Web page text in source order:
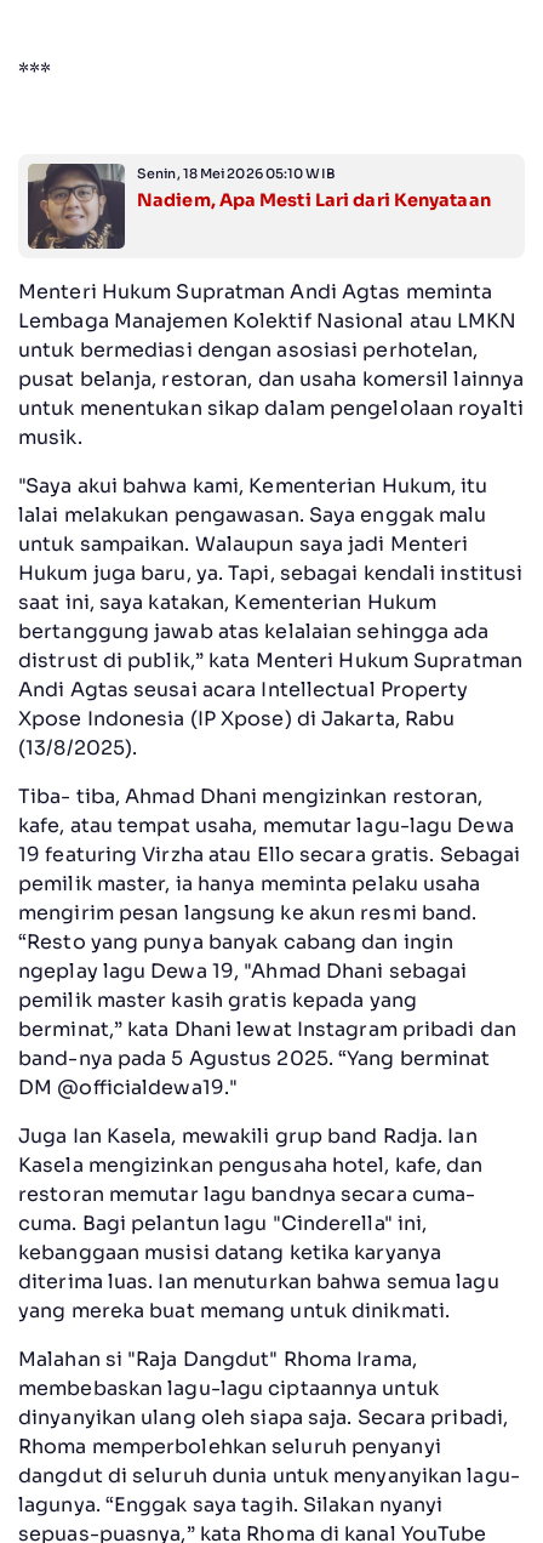
***
Senin, 18 Mei 2026 05:10 WIB
Nadiem, Apa Mesti Lari dari Kenyataan
Menteri Hukum Supratman Andi Agtas meminta
Lembaga Manajemen Kolektif Nasional atau LMKN
untuk bermediasi dengan asosiasi perhotelan,
pusat belanja, restoran, dan usaha komersil lainnya
untuk menentukan sikap dalam pengelolaan royalti
musik.
"Saya akui bahwa kami, Kementerian Hukum, itu
lalai melakukan pengawasan. Saya enggak malu
untuk sampaikan. Walaupun saya jadi Menteri
Hukum juga baru, ya. Tapi, sebagai kendali institusi
saat ini, saya katakan, Kementerian Hukum
bertanggung jawab atas kelalaian sehingga ada
distrust di publik,” kata Menteri Hukum Supratman
Andi Agtas seusai acara Intellectual Property
Xpose Indonesia (IP Xpose) di Jakarta, Rabu
(13/8/2025).
Tiba- tiba, Ahmad Dhani mengizinkan restoran,
kafe, atau tempat usaha, memutar lagu-lagu Dewa
19 featuring Virzha atau Ello secara gratis. Sebagai
pemilik master, ia hanya meminta pelaku usaha
mengirim pesan langsung ke akun resmi band.
“Resto yang punya banyak cabang dan ingin
ngeplay lagu Dewa 19, "Ahmad Dhani sebagai
pemilik master kasih gratis kepada yang
berminat,” kata Dhani lewat Instagram pribadi dan
band-nya pada 5 Agustus 2025. “Yang berminat
DM @officialdewa19."
Juga Ian Kasela, mewakili grup band Radja. Ian
Kasela mengizinkan pengusaha hotel, kafe, dan
restoran memutar lagu bandnya secara cuma-
cuma. Bagi pelantun lagu "Cinderella" ini,
kebanggaan musisi datang ketika karyanya
diterima luas. Ian menuturkan bahwa semua lagu
yang mereka buat memang untuk dinikmati.
Malahan si "Raja Dangdut" Rhoma Irama,
membebaskan lagu-lagu ciptaannya untuk
dinyanyikan ulang oleh siapa saja. Secara pribadi,
Rhoma memperbolehkan seluruh penyanyi
dangdut di seluruh dunia untuk menyanyikan lagu-
lagunya. “Enggak saya tagih. Silakan nyanyi
sepuas-puasnya,” kata Rhoma di kanal YouTube